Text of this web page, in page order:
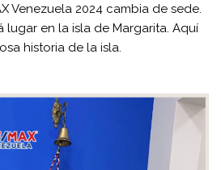
Venezuela 2024 cambia de sede.
lugar en la isla de Margarita. Aquí
historia de la isla.